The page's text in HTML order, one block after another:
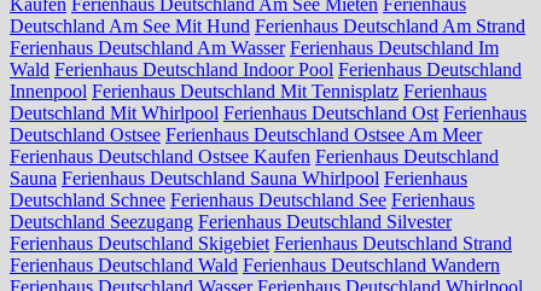
Deutschland Am See Mit Hund Ferienhaus Deutschland Am Strand
Ferienhaus Deutschland Am Wasser Ferienhaus Deutschland Im
Wald Ferienhaus Deutschland Indoor Pool Ferienhaus Deutschland
Innenpool Ferienhaus Deutschland Mit Tennisplatz Ferienhaus
Deutschland Mit Whirlpool Ferienhaus Deutschland Ost Ferienhaus
Deutschland Ostsee Ferienhaus Deutschland Ostsee Am Meer
Ferienhaus Deutschland Ostsee Kaufen Ferienhaus Deutschland
Sauna Ferienhaus Deutschland Sauna Whirlpool Ferienhaus
Deutschland Schnee Ferienhaus Deutschland See Ferienhaus
Deutschland Seezugang Ferienhaus Deutschland Silvester
Ferienhaus Deutschland Skigebiet Ferienhaus Deutschland Strand
Ferienhaus Deutschland Wald Ferienhaus Deutschland Wandern
Ferienhaus Deutschland Wasser Ferienhaus Deutschland Whirlpool